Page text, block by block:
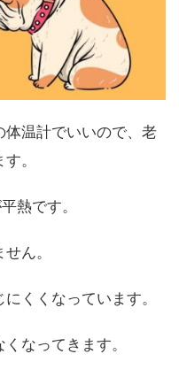
温計でいいので、老
。
熱です。
ん。
くくなっています。
なってきます。